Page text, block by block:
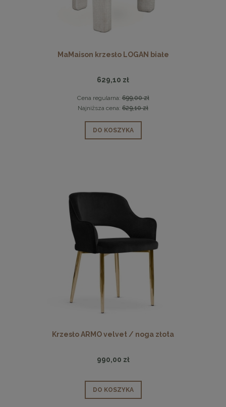
MaMaison krzesło LOGAN białe
629,10 zł
Cena regularna:699,00 zł
Najniższa cena: 629,10 zł
DO KOSZYKA
Krzesło ARMO velvet / noga złota
990,00 zł
DO KOSZYKA